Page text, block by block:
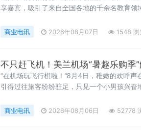
享嘉宾，吸引了来自全国各地的千余名教育
商业电讯 2026年08月07日 1548 浏
不只赶飞机！美兰机场“暑趣乐购季
“在机场玩飞行棋啦！”8月4日，稚嫩的欢呼
引得过往旅客纷纷驻足，只见一个小男孩兴奋
商业电讯 2026年08月06日 52778